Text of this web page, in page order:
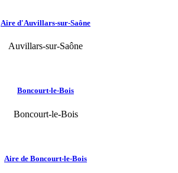
Aire d'Auvillars-sur-Saône
Auvillars-sur-Saône
Boncourt-le-Bois
Boncourt-le-Bois
Aire de Boncourt-le-Bois